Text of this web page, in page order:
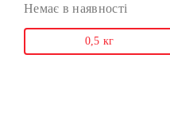
Немає в наявності
0,5 кг